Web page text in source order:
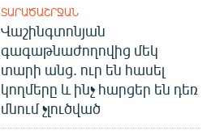
ՏԱՐԱԾԱՇՐՋԱՆ
Վաշինգտոնյան
գագաթնաժողովից մեկ
տարի անց. ուր են հասել
կողմերը և ինչ հարցեր են դեռ
մնում չլուծված